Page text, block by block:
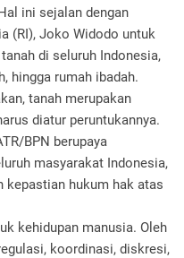
ini sejalan dengan
(RI), Joko Widodo untuk
di seluruh Indonesia,
hingga rumah ibadah.
tanah merupakan
diatur peruntukannya.
BPN berupaya
masyarakat Indonesia,
kepastian hukum hak atas
kehidupan manusia. Oleh
koordinasi, diskresi,